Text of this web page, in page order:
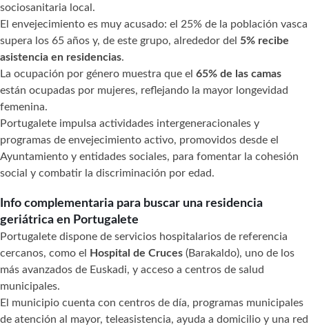
sociosanitaria local.
El envejecimiento es muy acusado: el 25% de la población vasca
supera los 65 años y, de este grupo, alrededor del 5% recibe
asistencia en residencias.
La ocupación por género muestra que el 65% de las camas
están ocupadas por mujeres, reflejando la mayor longevidad
femenina.
Portugalete impulsa actividades intergeneracionales y
programas de envejecimiento activo, promovidos desde el
Ayuntamiento y entidades sociales, para fomentar la cohesión
social y combatir la discriminación por edad.
Info complementaria para buscar una residencia
geriátrica en Portugalete
Portugalete dispone de servicios hospitalarios de referencia
cercanos, como el
Hospital de Cruces (Barakaldo), uno de los
más avanzados de Euskadi, y acceso a centros de salud
municipales.
El municipio cuenta con centros de día, programas municipales
de atención al mayor, teleasistencia, ayuda a domicilio y una red